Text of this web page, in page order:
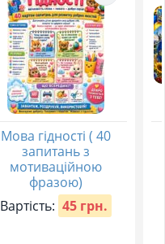
Мова гідності ( 40
запитань з
мотиваційною
фразою)
Вартість: 45 грн.